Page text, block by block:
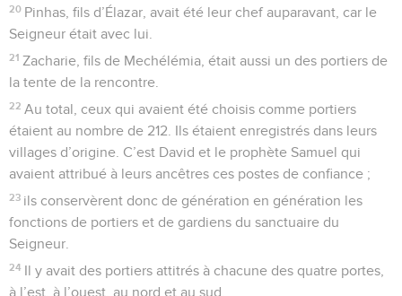
20 Pinhas, fils d’Élazar, avait été leur chef auparavant, car le
Seigneur était avec lui.
21 Zacharie, fils de Mechélémia, était aussi un des portiers de
la tente de la rencontre.
22 Au total, ceux qui avaient été choisis comme portiers
étaient au nombre de 212. Ils étaient enregistrés dans leurs
villages d’origine. C’est David et le prophète Samuel qui
avaient attribué à leurs ancêtres ces postes de confiance ;
23 ils conservèrent donc de génération en génération les
fonctions de portiers et de gardiens du sanctuaire du
Seigneur.
24 Il y avait des portiers attitrés à chacune des quatre portes,
à l’est, à l’ouest, au nord et au sud.